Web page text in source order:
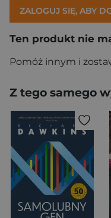
ZALOGUJ SIĘ, ABY
Ten produkt nie
Pomóż innym i
Z tego samego